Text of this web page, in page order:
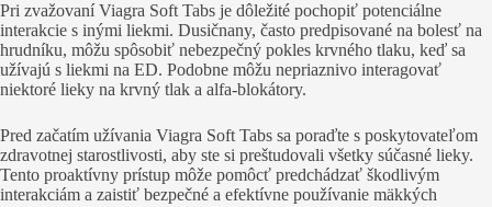
Pri zvažovaní Viagra Soft Tabs je dôležité pochopiť potenciálne
interakcie s inými liekmi. Dusičnany, často predpisované na bolesť na
hrudníku, môžu spôsobiť nebezpečný pokles krvného tlaku, keď sa
užívajú s liekmi na ED. Podobne môžu nepriaznivo interagovať
niektoré lieky na krvný tlak a alfa-blokátory.
Pred začatím užívania Viagra Soft Tabs sa poraďte s poskytovateľom
zdravotnej starostlivosti, aby ste si preštudovali všetky súčasné lieky.
Tento proaktívny prístup môže pomôcť predchádzať škodlivým
interakciám a zaistiť bezpečné a efektívne používanie mäkkých